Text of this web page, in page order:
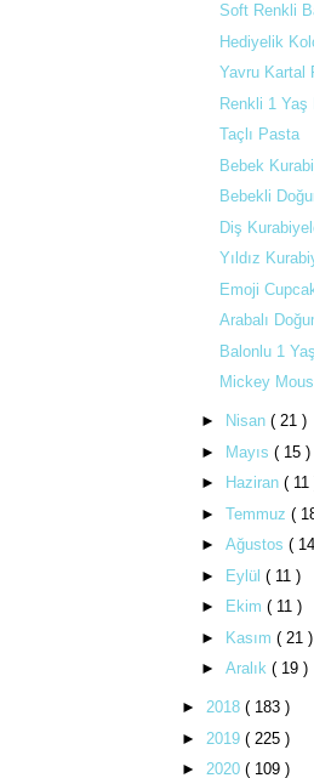
Soft Renkli
Hediyelik
Yavru Kartal
Renkli 1 Yaş
Taçlı Pasta
Bebek
Bebekli
Diş
Yıldız
Emoji
Arabalı
Balonlu 1
Mickey
► Nisan ( 21 )
►
Mayıs ( 15 )
►
Haziran ( 11
► Temmuz (
► Ağustos (
►
Eylül ( 11 )
►
Ekim ( 11 )
►
Kasım ( 21 )
► Aralık ( 19 )
► 2018 ( 183 )
► 2019 ( 225 )
► 2020 ( 109 )